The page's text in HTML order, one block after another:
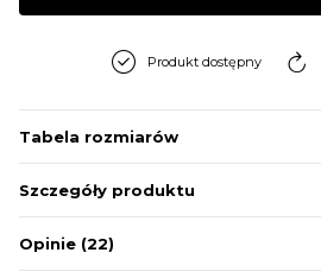
SWETRY
BIELIZNA
Produkt dostępny
Tabela rozmiarów
Szczegóły produktu
Opinie (22)